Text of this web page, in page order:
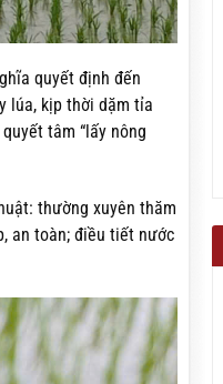
quyết định đến
lúa, kịp thời dặm tỉa
tâm “lấy nông
thường xuyên thăm
an toàn; điều tiết nước